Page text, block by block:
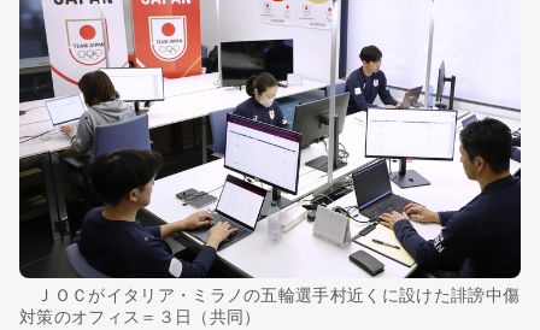
ＪＯＣがイタリア・ミラノの五輪選手村近くに設けた誹謗中傷
対策のオフィス＝３日（共同）